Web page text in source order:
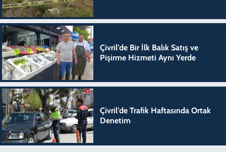
Çivril’de Bir İlk Balık Satış ve
Pişirme Hizmeti Aynı Yerde
Çivril’de Trafik Haftasında Ortak
Denetim